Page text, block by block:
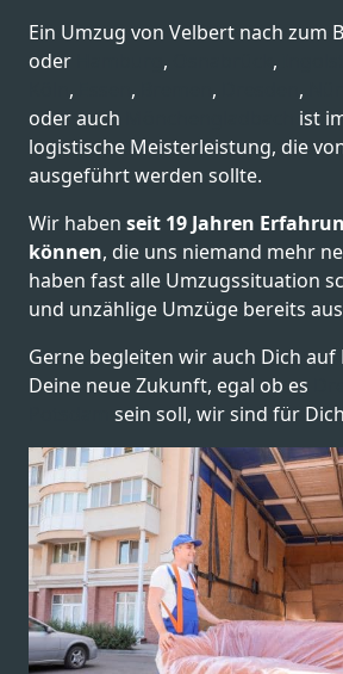
Ein Umzug von Velbert nach zum
oder
, ,
, , , ,
oder auch
ist
logistische Meisterleistung, die
ausgeführt werden sollte.
Wir haben seit 19 Jahren
können, die uns niemand mehr
haben fast alle Umzugssituation
und unzählige Umzüge bereits
Gerne begleiten wir auch Dich auf
Deine neue Zukunft, egal ob es
sein soll, wir sind für